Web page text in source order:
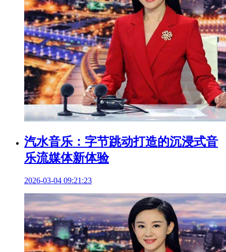
汽水音乐：字节跳动打造的沉浸式音
乐流媒体新体验
2026-03-04 09:21:23